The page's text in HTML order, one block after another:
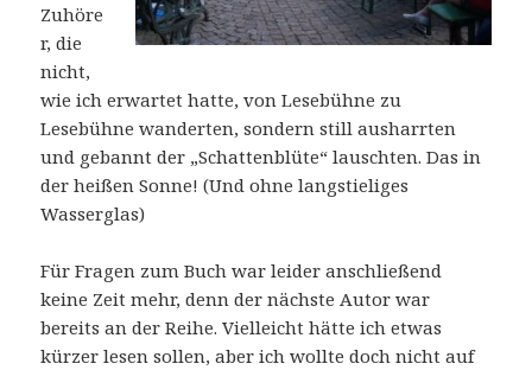
Zuhöre
r, die
nicht,
wie ich erwartet hatte, von Lesebühne zu
Lesebühne wanderten, sondern still ausharrten
und gebannt der „Schattenblüte“ lauschten. Das in
der heißen Sonne! (Und ohne langstieliges
Wasserglas)
Für Fragen zum Buch war leider anschließend
keine Zeit mehr, denn der nächste Autor war
bereits an der Reihe. Vielleicht hätte ich etwas
kürzer lesen sollen, aber ich wollte doch nicht auf